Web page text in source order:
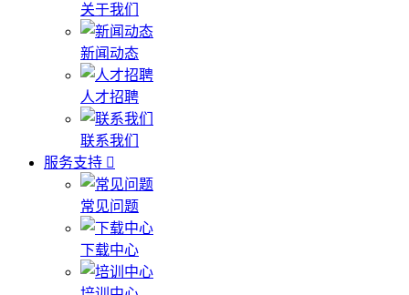
关于我们
新闻动态
人才招聘
联系我们
服务支持
常见问题
下载中心